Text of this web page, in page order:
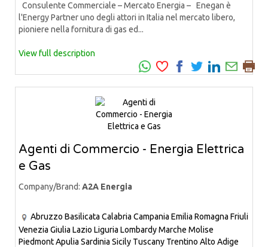
Consulente Commerciale – Mercato Energia – Enegan è
l'Energy Partner uno degli attori in Italia nel mercato libero,
pioniere nella fornitura di gas ed...
View full description
Agenti di Commercio - Energia Elettrica
e Gas
Company/Brand: A2A Energia
Abruzzo Basilicata Calabria Campania Emilia Romagna Friuli
Venezia Giulia Lazio Liguria LombardyMarche Molise
PiedmontApulia Sardinia Sicily Tuscany Trentino Alto Adige